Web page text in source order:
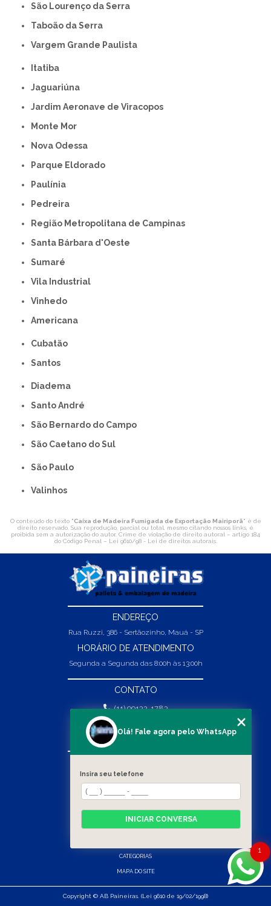
São Lourenço da Serra
Taboão da Serra
Vargem Grande Paulista
Itatiba
Jaguariúna
Jardim Aeronave de Viracopos
Monte Mor
Nova Odessa
Parque Eldorado
Paulínia
Pedreira
Região Metropolitana de Campinas
Santa Bárbara d'Oeste
Sumaré
Vila Industrial
Vinhedo
americana
Cubatão
Santos
Diadema
Santo André
São Bernardo do Campo
São Caetano do Sul
São Paulo
Valinhos
O conteúdo do texto "Caixa de Madeira Fumigada de Exportação Mairiporã" é de
direito reservado. Sua reprodução, parcial ou total, mesmo citando nossos links, é
proibida sem a autorização do autor. Crime de violação de direito autoral – artigo 184
do Código Penal – Lei 9610/98 - Lei de direitos autorais.
ENDEREÇO
Rua Ruzzi, 386 - Sertãozinho, Mauá - SP
HORÁRIO DE ATENDIMENTO
Segunda a Segunda das 8:00h às 13:00h
CONTATO
(11) 99132-1783
(11) 99132-1783
vendas@abpaineiras.com.br
SOBRE NÓS
PRODUTOS
CATEGORIAS
MAPA DO SITE
Copyright © AB Paineiras. (Lei 9610 de 19/02/1998)
1
Olá! Fale agora pelo WhatsApp
Insira seu telefone
INICIAR CONVERSA